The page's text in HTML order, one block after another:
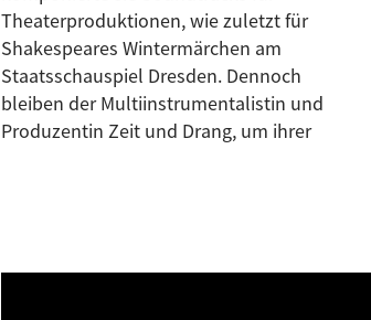
Theaterproduktionen, wie zuletzt für
Shakespeares Wintermärchen am
Staatsschauspiel Dresden. Dennoch
bleiben der Multiinstrumentalistin und
Produzentin Zeit und Drang, um ihrer